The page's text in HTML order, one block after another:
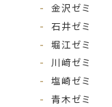
金沢ゼミ
石井ゼミ
堀江ゼミ
川﨑ゼミ
塩崎ゼミ
青木ゼミ